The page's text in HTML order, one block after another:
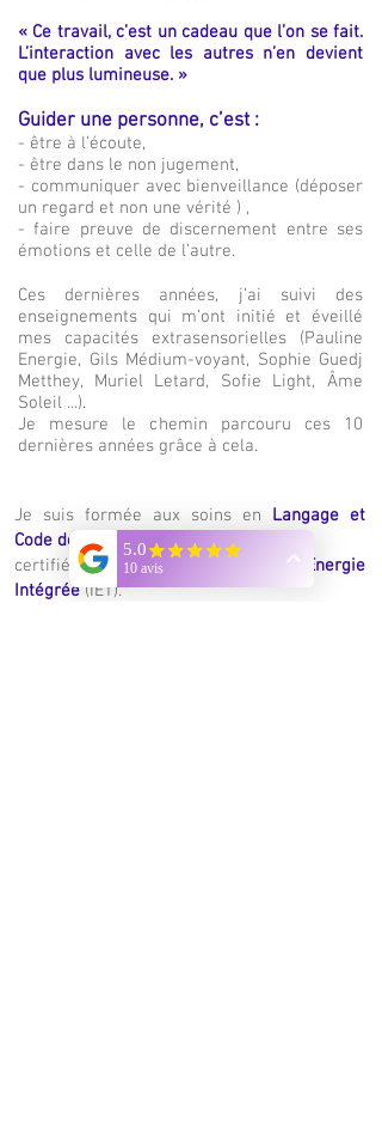
« Ce travail, c’est un cadeau que l’on se fait.
L’interaction avec les autres n’en devient
que plus lumineuse. »
Guider une personne, c’est :
- être à l’écoute,
- être dans le non jugement,
- communiquer avec bienveillance (déposer
un regard et non une vérité ) ,
- faire preuve de discernement entre ses
émotions et celle de l’autre.
Ces dernières années, j’ai suivi des
enseignements qui m’ont initié et éveillé
mes capacités extrasensorielles (Pauline
Energie, Gils Médium-voyant, Sophie Guedj
Metthey, Muriel Letard, Sofie Light, Âme
Soleil ...).
Je mesure le chemin parcouru ces 10
dernières années grâce à cela.
Je suis formée aux soins en
Langage et
Code de Lumière et
certifiéePraticienne Thérapie Energie
Intégrée (IET).